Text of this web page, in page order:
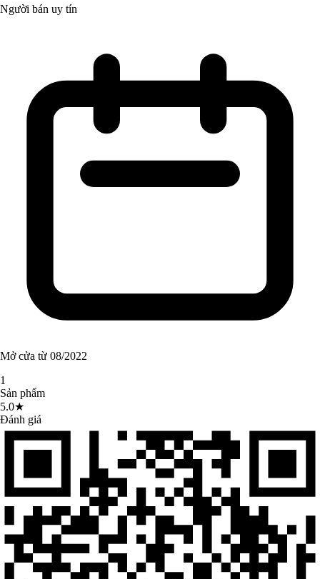
Người bán uy tín
Mở cửa từ 08/2022
1
Sản phẩm
5.0★
Đánh giá